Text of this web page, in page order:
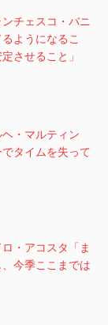
チェスコ・バニ
ようになるこ
させること」
・マルティン
でタイムを失って
・アコスタ「ま
今季ここまでは